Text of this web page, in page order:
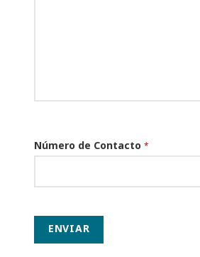
Número de Contacto *
ENVIAR